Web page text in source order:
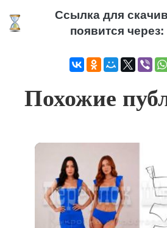
Ссылка для
появится через:
Похожие